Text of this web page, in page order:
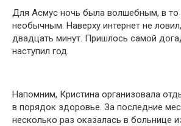
Для Асмус ночь была волшебным, в то
необычным. Наверху интернет не
двадцать минут. Пришлось самой
наступил год.
Напомним, Кристина организовала
в порядок здоровье. За последние
несколько раз оказалась в больнице